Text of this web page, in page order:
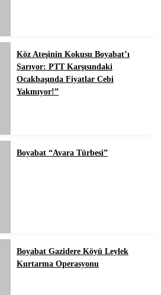
Köz Ateşinin Kokusu Boyabat’ı
Sarıyor: PTT Karşısındaki
Ocakbaşında Fiyatlar Cebi
Yakmıyor!”
Boyabat “Avara Türbesi”
Boyabat Gazidere Köyü Leylek
Kurtarma Operasyonu